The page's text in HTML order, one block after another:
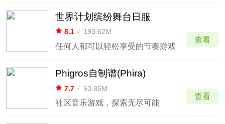
世界计划缤纷舞台日服
8.1 / 193.62M
任何人都可以轻松享受的节奏游戏
查看
Phigros自制谱(Phira)
7.7 / 50.85M
社区音乐游戏，探索无尽可能
查看